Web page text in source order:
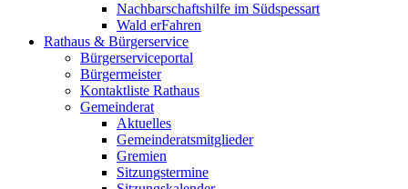
Nachbarschaftshilfe im Südspessart
Wald erFahren
Rathaus & Bürgerservice
Bürgerserviceportal
Bürgermeister
Kontaktliste Rathaus
Gemeinderat
Aktuelles
Gemeinderatsmitglieder
Gremien
Sitzungstermine